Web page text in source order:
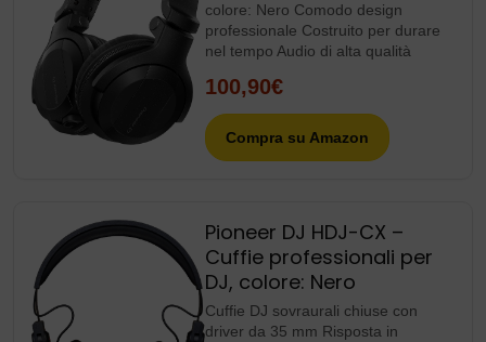
colore: Nero Comodo design
professionale Costruito per durare
nel tempo Audio di alta qualità
100,90€
Compra su Amazon
Pioneer DJ HDJ-CX –
Cuffie professionali per
DJ, colore: Nero
Cuffie DJ sovraurali chiuse con
driver da 35 mm Risposta in